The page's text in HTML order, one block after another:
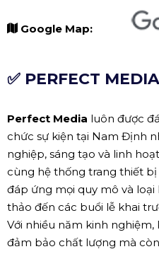
Google Map:
✅ PERFECT
Perfect Media luôn được
chức sự kiện tại Nam Định
nghiệp, sáng tạo và linh
cùng hệ thống trang thiết
đáp ứng mọi quy mô và loại
thảo đến các buổi lễ khai
Với nhiều năm kinh
đảm bảo chất lượng mà